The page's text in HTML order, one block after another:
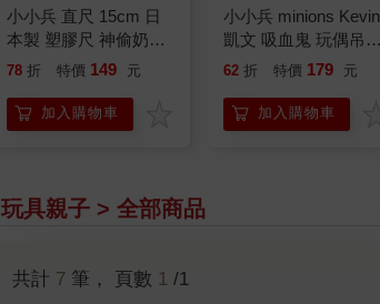
小小兵 直尺 15cm 日
本製 塑膠尺 神偷奶爸
minions
78 折 特價 149 元
加入購物車
小小兵 minions Kevin
凱文 吸血鬼 玩偶吊飾
珠鍊鑰匙圈 暗黑時代
62 折 特價 179 元
加入購物車
玩具親子 > 全部商品
共計 7 筆， 頁數 1 /1